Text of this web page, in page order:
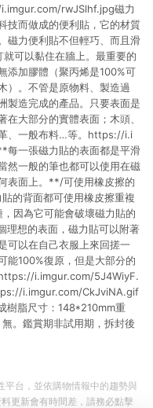
rwJSlhf.jpg磁力
技而做成的便利貼，它的材質
磁力便利貼不但輕巧、而且滑
可以黏住在牆上。最重要的
添加膠體（聚丙烯是100%可
）。不管是原物料、製造過
製造完成的產品。只要表面是
大部分的實體表面；木頭、
、一般布料…等。https://i.i
一張磁力貼的表面都是平滑
然一般的筆也都可以使用在磁
表面上。**/可使用橡皮擦的
的背面都可使用橡皮擦重複
因為它可能會破壞磁力貼的
想的表面，磁力貼可以附著
可以在自己衣服上來回搓一
能100%復原，但是大部分的
i.imgur.com/5J4WiyF.
i.imgur.com/CkJviNA.gif
樹脂尺寸：148*210mm重
。鑑賞期非試用期，拆封後
平台，並依購物情報中的趨勢與
更新會有時間差，請務必點擊